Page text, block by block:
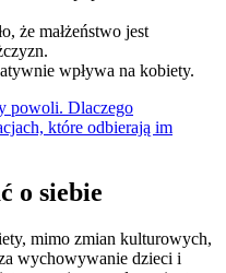
że małżeństwo jest
wpływa na kobiety.
powoli. Dlaczego
które odbierają im
o siebie
mimo zmian kulturowych,
wychowywanie dzieci i